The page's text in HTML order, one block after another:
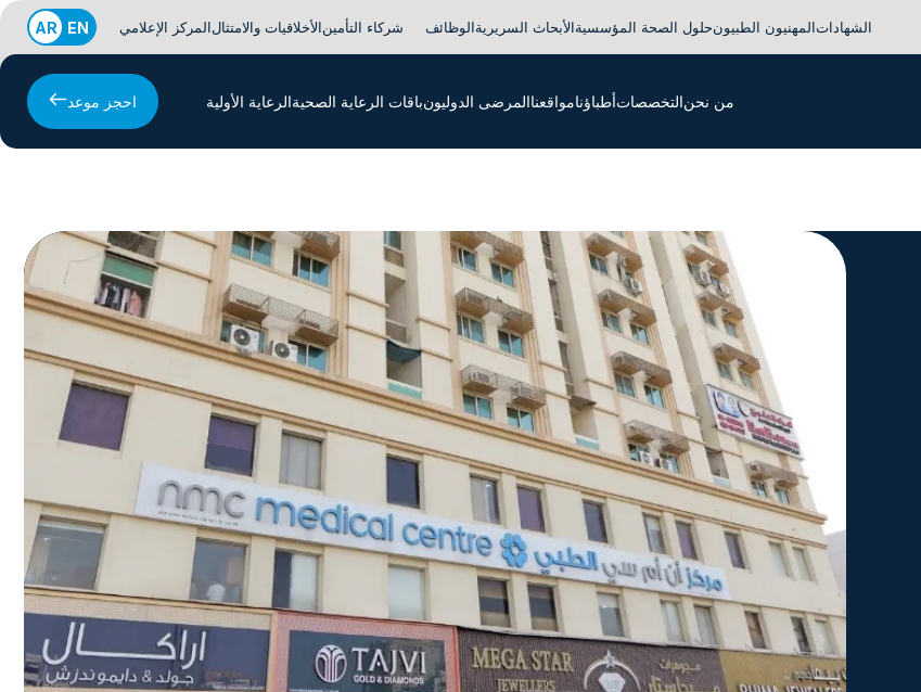
الشهاداتالمهنيون الطبيونحلول الصحة المؤسسيةالأبحاث السريريةالوظائف شركاء التأمينالأخلاقيات والامتثالالمركز الإعلامي EN
AR
من نحنالتخصصاتأطباؤنامواقعناالمرضى الدوليونباقات الرعاية الصحيةالرعاية الأولية احجز موعد